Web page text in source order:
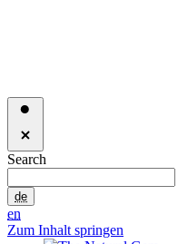
Search
de
en
Zum Inhalt springen